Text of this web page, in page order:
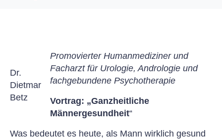
Dr.
Dietmar
Betz
Promovierter Humanmediziner und
Facharzt für Urologie, Andrologie und
fachgebundene Psychotherapie
Vortrag: „Ganzheitliche
Männergesundheit“
Was bedeutet es heute, als Mann wirklich gesund